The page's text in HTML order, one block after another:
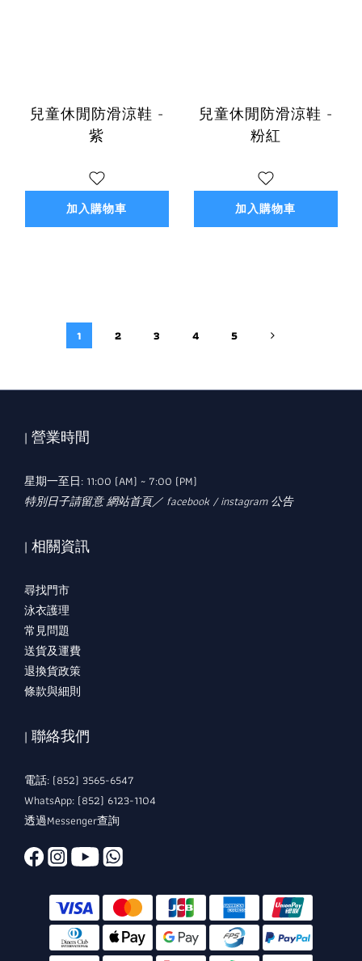
兒童休閒防滑涼鞋 -
紫
加入購物車
兒童休閒防滑涼鞋 -
粉紅
加入購物車
1 2 3 4 5
| 營業時間
星期一至日: 11:00 (AM) ~ 7:00 (PM)
特別日子請留意 網站首頁／ facebook / instagram 公告
| 相關資訊
尋找門市
泳衣護理
常見問題
送貨及運費
退換貨政策
條款與細則
| 聯絡我們
電話: (852) 3565-6547
WhatsApp: (852) 6123-1104
透過Messenger查詢